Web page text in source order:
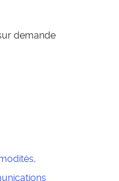
demande